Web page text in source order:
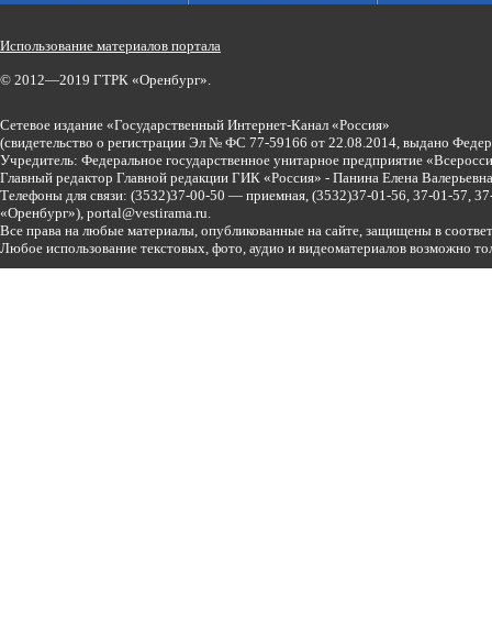
Использование материалов портала
© 2012—2019 ГТРК «Оренбург».
Сетевое издание «Государственный Интернет-Канал «Россия»
(свидетельство о регистрации Эл № ФС 77-59166 от 22.08.2014, выдано
Учредитель: Федеральное государственное унитарное предприятие
Главный редактор Главной редакции ГИК «Россия» - Панина Елена
Телефоны для связи: (3532)37-00-50 — приемная, (3532)37-01-56, 37-01-57,
«Оренбург»), portal@vestirama.ru.
Все права на любые материалы, опубликованные на сайте, защищены в
Любое использование текстовых, фото, аудио и видеоматериалов возможно